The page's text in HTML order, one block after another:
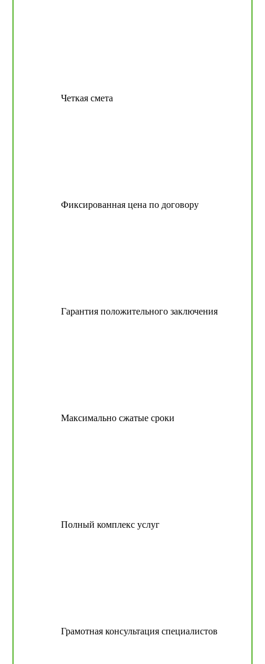
Четкая смета
Фиксированная цена по договору
Гарантия положительного заключения
Максимально сжатые сроки
Полный комплекс услуг
Грамотная консультация специалистов